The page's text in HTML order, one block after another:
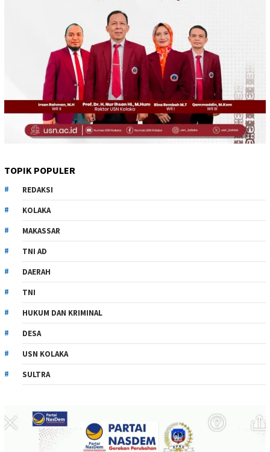
TOPIK POPULER
REDAKSI
KOLAKA
MAKASSAR
TNI AD
DAERAH
TNI
HUKUM DAN KRIMINAL
DESA
USN KOLAKA
SULTRA